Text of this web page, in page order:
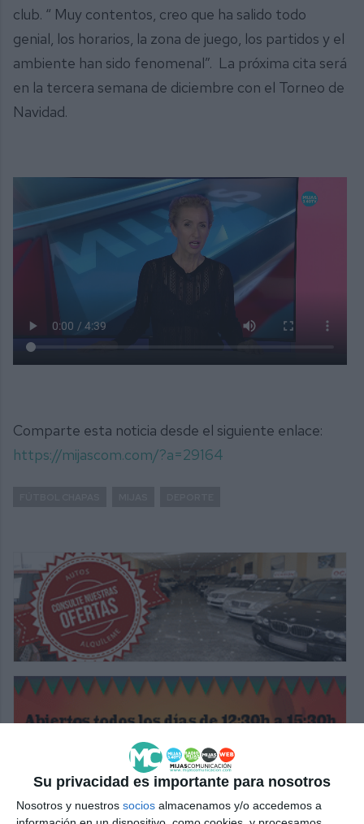
Su privacidad es importante para nosotros
Nosotros y nuestros socios almacenamos y/o accedemos a
club. “ Muy contentos, creo que ha salido todo
genial, los horarios, la zona de juego, los partidos y el
ambiente han sido fenomenal”. La próxima cita será
en la tercera semana de diciembre con el Torneo de
Navidad.
Comparte esta noticia desde el siguiente enlace:
https://mijascom.com/?a=29164